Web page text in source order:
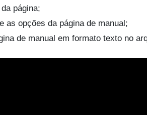
página;
as opções da página de manual;
de manual em formato texto no